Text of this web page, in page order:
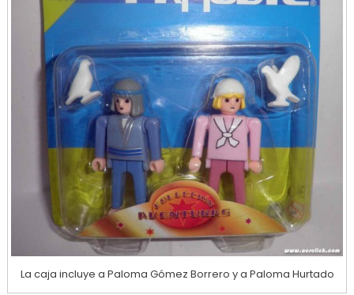
La caja incluye a Paloma Gómez Borrero y a Paloma Hurtado